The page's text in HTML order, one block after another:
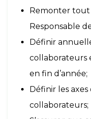
Remonter
Responsable
Définir
collaborateurs
en fin d’année;
Définir les
collaborateurs;